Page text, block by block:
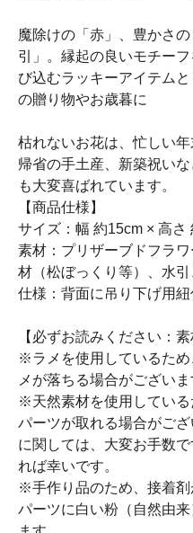
魔除けの「赤」、豊かさ
引」。縁起の良いモチー
び込むラッキーアイテム
の贈り物やお歳暮に
枯れないお花は、忙しい
帰省の手土産、新築祝い
も大変喜ばれています。
【商品仕様】
サイズ：幅 約15cm × 高さ
素材：プリザーブドフラ
材（松ぼっくり等）、水
仕様：背面に吊り下げ用紐
【必ずお読みください：素
※ラメを使用しているた
メが落ちる場合がございま
※天然素材を使用してい
パーツが取れる場合がご
に関しては、大変お手数
れば幸いです。
※手作り品のため、接着
パーツに白い粉（自然由